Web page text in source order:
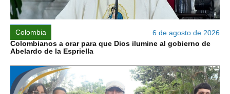
Colombia
6 de agosto de 2026
Colombianos a orar para que Dios ilumine al gobierno de
Abelardo de la Espriella